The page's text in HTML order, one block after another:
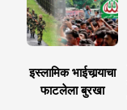
इस्लामिक भाईचार्‍याचा
फाटलेला बुरखा